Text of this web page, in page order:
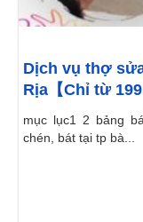
Dịch vụ thợ
Rịa【Chỉ từ
mục lục1 2 bảng
chén, bát tại tp bà...